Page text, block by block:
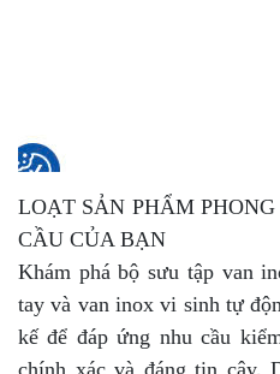
LOẠT SẢN PHẨM
CẦU CỦA BẠN
Khám phá bộ sưu tập van
tay và van inox vi sinh tự
kế để đáp ứng nhu cầu
chính xác và đáng tin cậy.